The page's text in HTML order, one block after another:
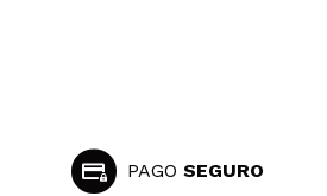
PAGO SEGURO